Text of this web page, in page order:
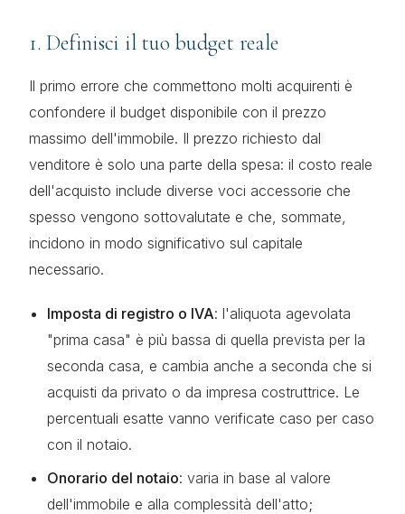
1. Definisci il tuo budget reale
Il primo errore che commettono molti acquirenti è
confondere il budget disponibile con il prezzo
massimo dell'immobile. Il prezzo richiesto dal
venditore è solo una parte della spesa: il costo reale
dell'acquisto include diverse voci accessorie che
spesso vengono sottovalutate e che, sommate,
incidono in modo significativo sul capitale
necessario.
Imposta di registro o IVA: l'aliquota agevolata
"prima casa" è più bassa di quella prevista per la
seconda casa, e cambia anche a seconda che si
acquisti da privato o da impresa costruttrice. Le
percentuali esatte vanno verificate caso per caso
con il notaio.
Onorario del notaio: varia in base al valore
dell'immobile e alla complessità dell'atto;